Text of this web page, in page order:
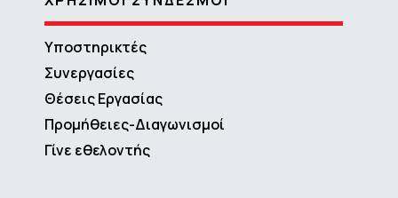
Υποστηρικτές
Συνεργασίες
Θέσεις Εργασίας
Προμήθειες-Διαγωνισμοί
Γίνε εθελοντής